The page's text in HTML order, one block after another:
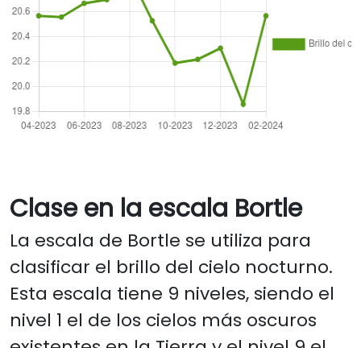
Clase en la escala Bortle
La escala de Bortle se utiliza para
clasificar el brillo del cielo nocturno.
Esta escala tiene 9 niveles, siendo el
nivel 1 el de los cielos más oscuros